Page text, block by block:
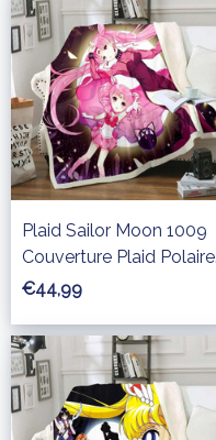
Plaid Sailor Moon 1009
Couverture Plaid Polaire
Plaid Canapé
€44,99